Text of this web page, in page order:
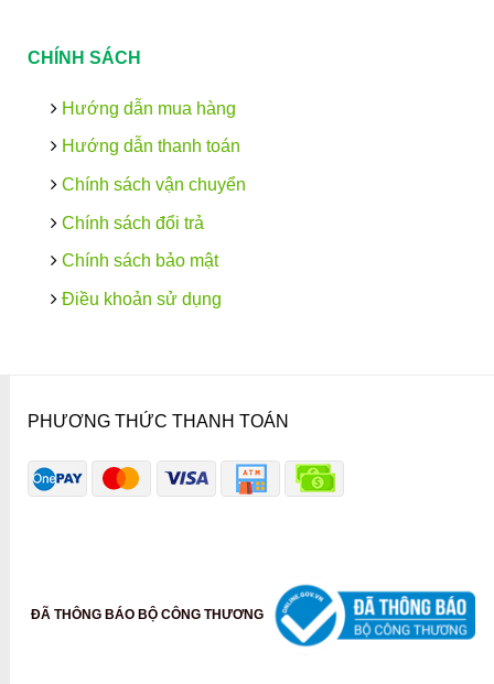
CHÍNH SÁCH
Hướng dẫn mua hàng
Hướng dẫn thanh toán
Chính sách vận chuyển
Chính sách đổi trả
Chính sách bảo mật
Điều khoản sử dụng
PHƯƠNG THỨC THANH TOÁN
ĐÃ THÔNG BÁO BỘ CÔNG THƯƠNG